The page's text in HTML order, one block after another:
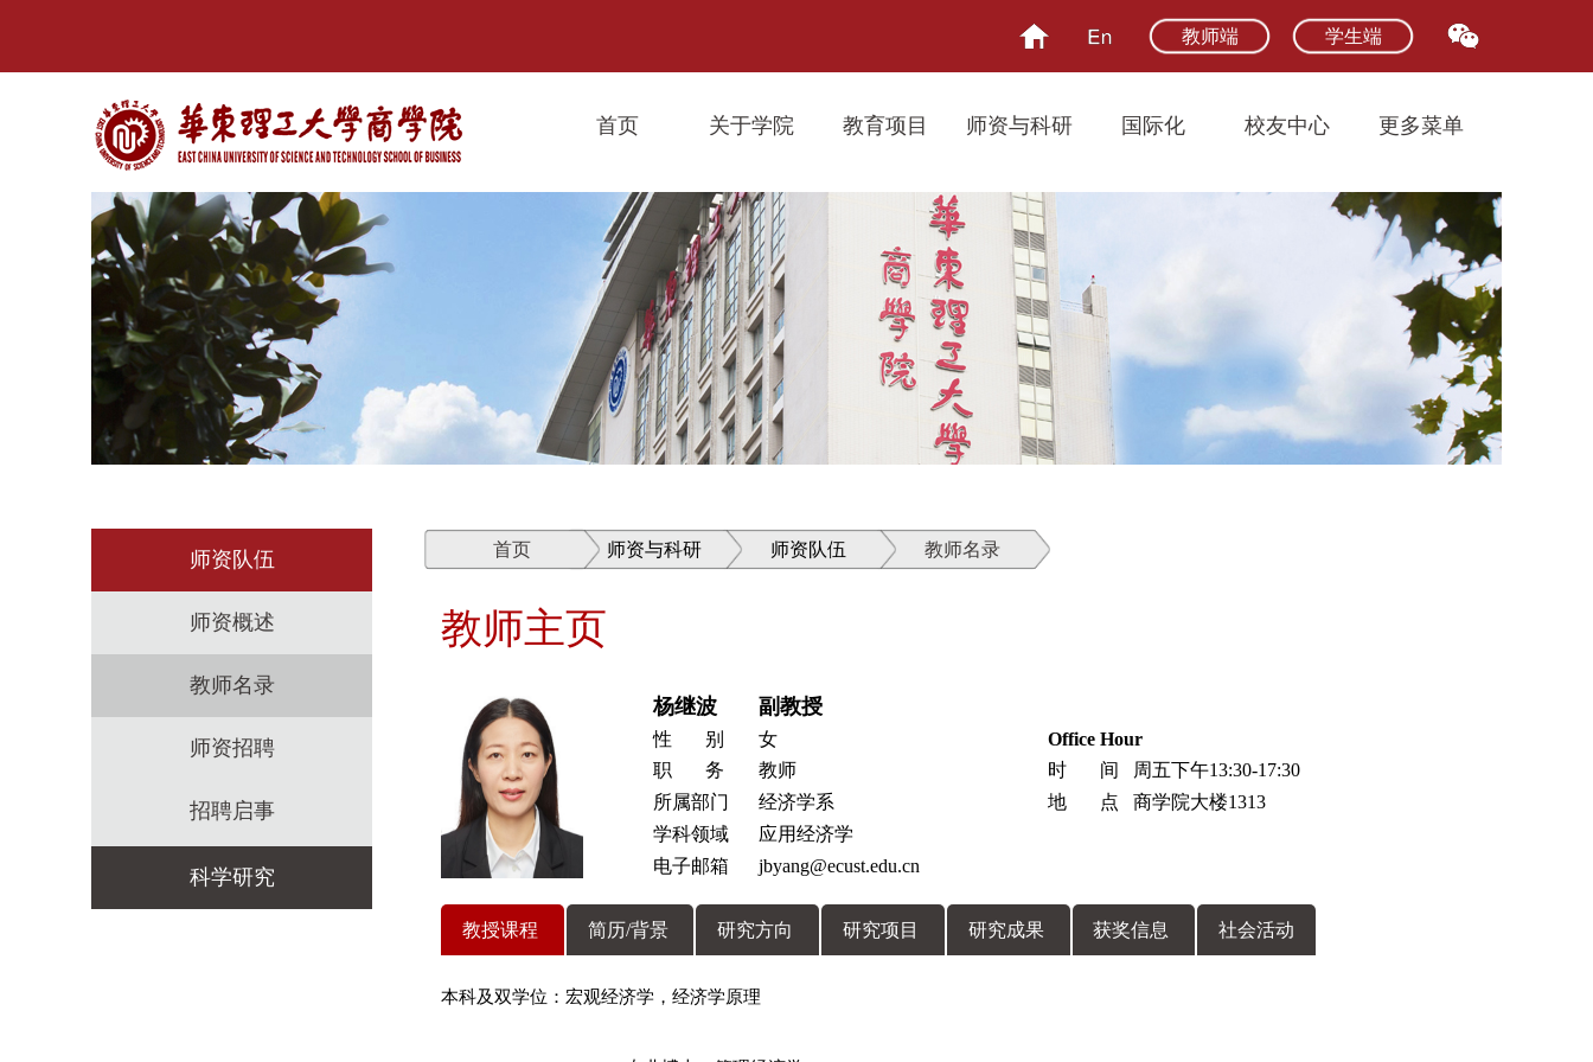
教师端 学生端
首页 关于学院 教育项目 师资与科研 国际化 校友中心 更多菜单
师资队伍
师资概述
教师名录
师资招聘
招聘启事
科学研究
首页 师资与科研 师资队伍 教师名录
教师主页
杨继波 副教授
性 别 女
Office Hour
职 务
教师
时 间 周五下午13:30-17:30
所属部门
经济学系
地 点 商学院大楼1313
学科领域
应用经济学
电子邮箱
jbyang@ecust.edu.cn
教授课程 简历/背景 研究方向 研究项目 研究成果 获奖信息 社会活动
本科及双学位：宏观经济学，经济学原理